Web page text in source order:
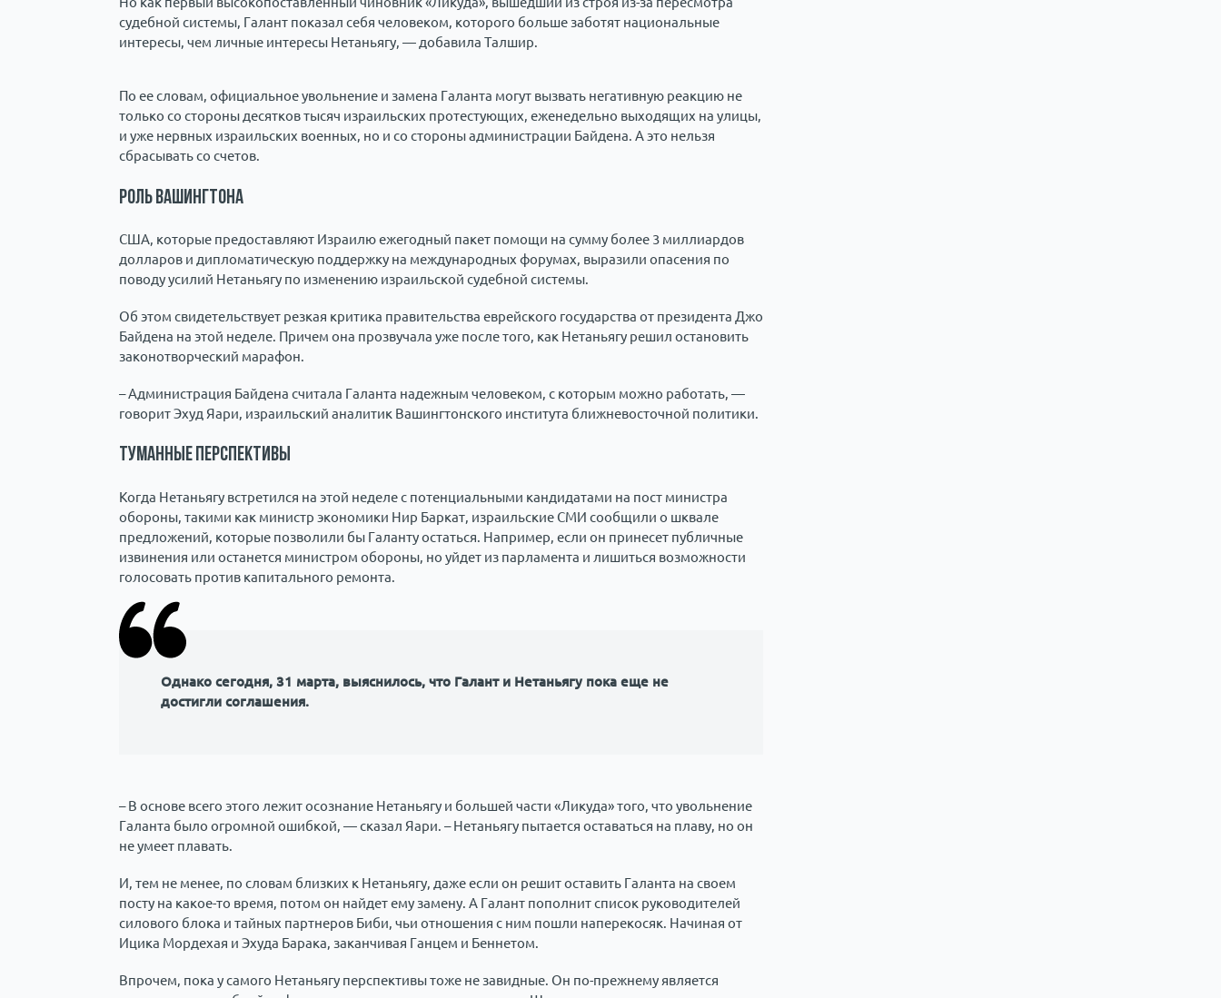
судебной системы, Галант показал себя человеком, которого больше заботят национальные
интересы, чем личные интересы Нетаньягу, — добавила Талшир.
По ее словам, официальное увольнение и замена Галанта могут вызвать негативную реакцию не
только со стороны десятков тысяч израильских протестующих, еженедельно выходящих на улицы,
и уже нервных израильских военных, но и со стороны администрации Байдена. А это нельзя
сбрасывать со счетов.
Роль Вашингтона
США, которые предоставляют Израилю ежегодный пакет помощи на сумму более 3 миллиардов
долларов и дипломатическую поддержку на международных форумах, выразили опасения по
поводу усилий Нетаньягу по изменению израильской судебной системы.
Об этом свидетельствует резкая критика правительства еврейского государства от президента Джо
Байдена на этой неделе. Причем она прозвучала уже после того, как Нетаньягу решил остановить
законотворческий марафон.
– Администрация Байдена считала Галанта надежным человеком, с которым можно работать, —
говорит Эхуд Яари, израильский аналитик Вашингтонского института ближневосточной политики.
Туманные перспективы
Когда Нетаньягу встретился на этой неделе с потенциальными кандидатами на пост министра
обороны, такими как министр экономики Нир Баркат, израильские СМИ сообщили о шквале
предложений, которые позволили бы Галанту остаться. Например, если он принесет публичные
извинения или останется министром обороны, но уйдет из парламента и лишиться возможности
голосовать против капитального ремонта.
Однако сегодня, 31 марта, выяснилось, что Галант и Нетаньягу пока еще не
достигли соглашения.
– В основе всего этого лежит осознание Нетаньягу и большей части «Ликуда» того, что увольнение
Галанта было огромной ошибкой, — сказал Яари. – Нетаньягу пытается оставаться на плаву, но он
не умеет плавать.
И, тем не менее, по словам близких к Нетаньягу, даже если он решит оставить Галанта на своем
посту на какое-то время, потом он найдет ему замену. А Галант пополнит список руководителей
силового блока и тайных партнеров Биби, чьи отношения с ним пошли наперекосяк. Начиная от
Ицика Мордехая и Эхуда Барака, заканчивая Ганцем и Беннетом.
Впрочем, пока у самого Нетаньягу перспективы тоже не завидные. Он по-прежнему является